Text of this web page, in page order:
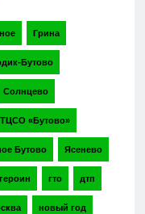
Грина
Бутово
Солнцево
ТЦСО «Бутово»
Бутово Ясенево
героин гто дтп
новый год